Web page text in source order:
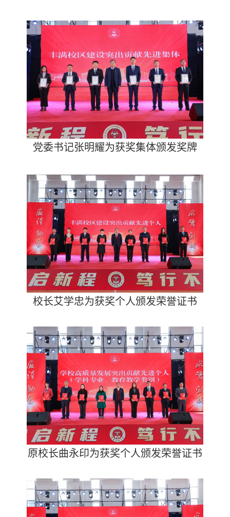
党委书记张明耀为获奖集体颁发奖牌
校长艾学忠为获奖个人颁发荣誉证书
原校长曲永印为获奖个人颁发荣誉证书